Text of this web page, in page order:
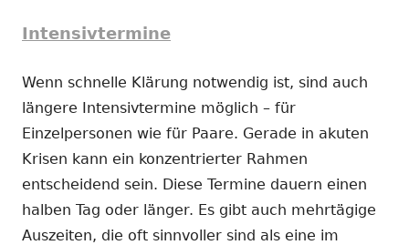
Intensivtermine
Wenn schnelle Klärung notwendig ist, sind auch
längere Intensivtermine möglich – für
Einzelpersonen wie für Paare. Gerade in akuten
Krisen kann ein konzentrierter Rahmen
entscheidend sein. Diese Termine dauern einen
halben Tag oder länger. Es gibt auch mehrtägige
Auszeiten, die oft sinnvoller sind als eine im